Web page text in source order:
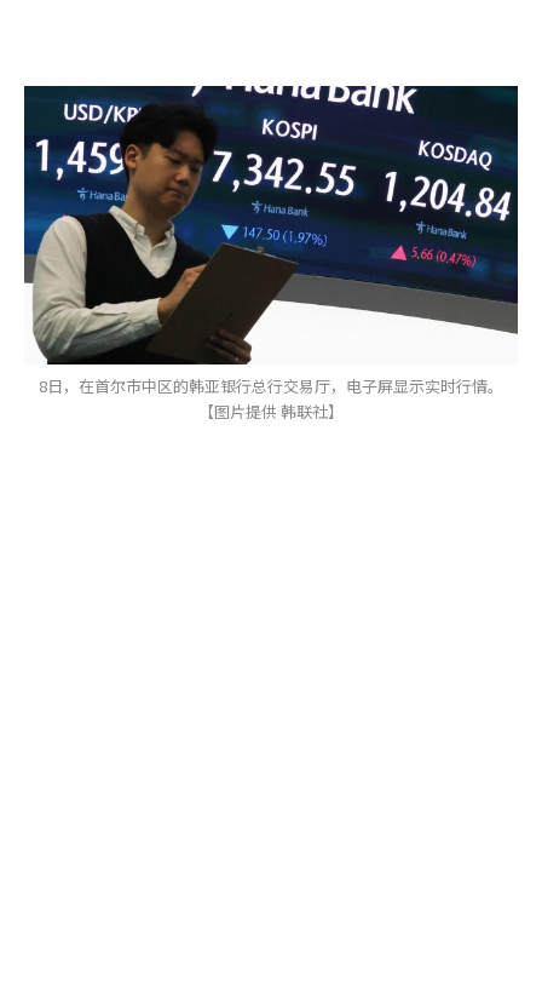
8日，在首尔市中区的韩亚银行总行交易厅，电子屏显示实时行情。
【图片提供 韩联社】